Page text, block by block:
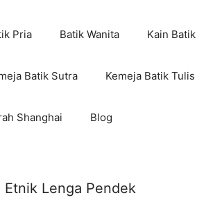
Pria Batik Wanita Kain Batik
Batik Sutra Kemeja Batik Tulis
Shanghai Blog
Lenga Pendek